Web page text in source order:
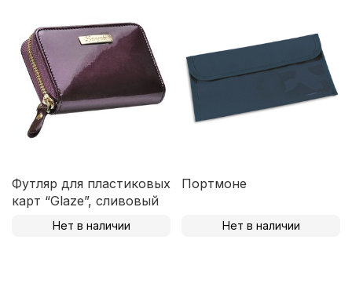
Футляр для пластиковых
карт “Glaze”, сливовый
Нет в наличии
Портмоне
Нет в наличии